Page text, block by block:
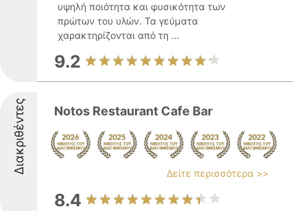
υψηλή ποιότητα και φυσικότητα των
πρώτων του υλών. Τα γεύματα
χαρακτηρίζονται από τη ...
9.2
Διακριθέντες Notos Restaurant Cafe Bar
Δείτε περισσότερα >>
8.4